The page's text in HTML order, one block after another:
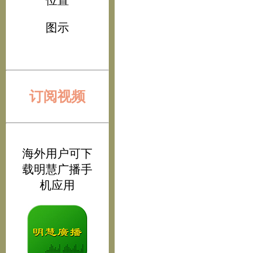
图示
订阅视频
海外用户可下
载明慧广播手
机应用